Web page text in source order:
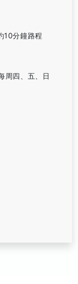
10分鐘路程
周四、五、日